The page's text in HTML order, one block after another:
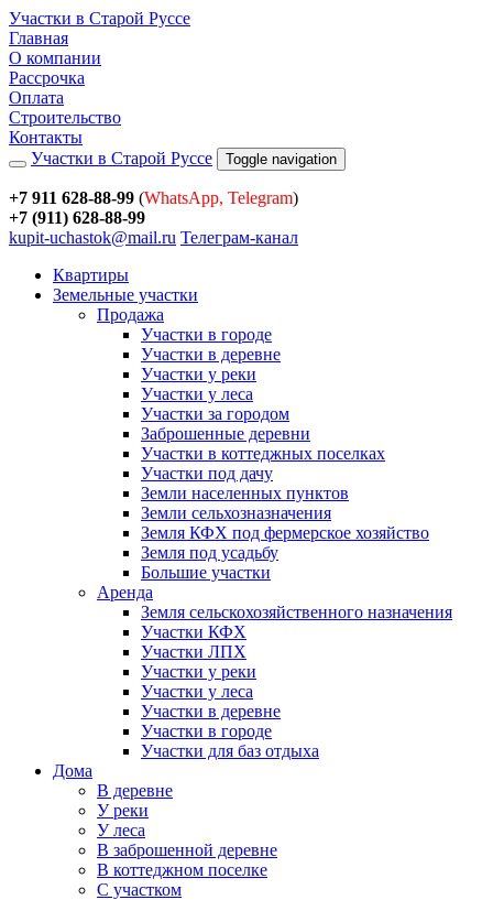
Участки в Старой Руссе
Главная
О компании
Рассрочка
Оплата
Строительство
Контакты
Участки в Старой Руссе
Toggle navigation
+7 911 628-88-99 (WhatsApp, Telegram)
+7 (911) 628-88-99
kupit-uchastok@mail.ru Телеграм-канал
Квартиры
Земельные участки
Продажа
Участки в городе
Участки в деревне
Участки у реки
Участки у леса
Участки за городом
Заброшенные деревни
Участки в коттеджных поселках
Участки под дачу
Земли населенных пунктов
Земли сельхозназначения
Земля КФХ под фермерское хозяйство
Земля под усадьбу
Большие участки
Аренда
Земля сельскохозяйственного назначения
Участки КФХ
Участки ЛПХ
Участки у реки
Участки у леса
Участки в деревне
Участки в городе
Участки для баз отдыха
Дома
В деревне
У реки
У леса
В заброшенной деревне
В коттеджном поселке
С участком